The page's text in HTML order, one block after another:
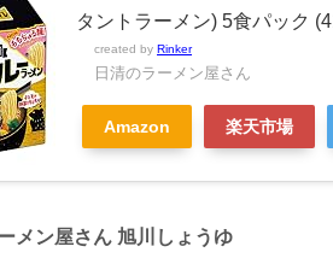
タントラーメン) 5食パック
created by Rinker
日清のラーメン屋さん
Amazon 楽天市場
メン屋さん 旭川しょうゆ